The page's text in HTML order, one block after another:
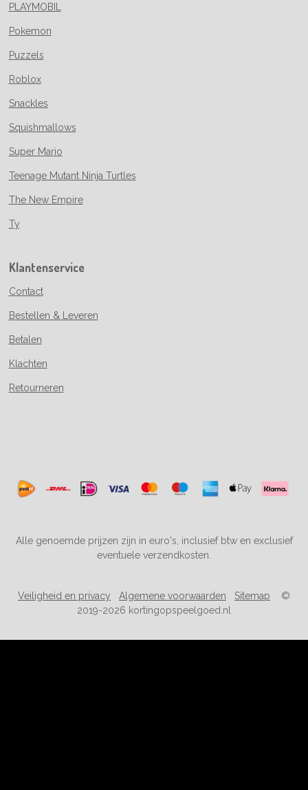
PLAYMOBIL
Pokemon
Puzzels
Roblox
Snackles
Squishmallows
Super Mario
Teenage Mutant Ninja Turtles
The New Empire
Ty
Klantenservice
Contact
Bestellen & Leveren
Betalen
Klachten
Retourneren
Alle genoemde prijzen zijn in euro's, inclusief btw en exclusief
eventuele verzendkosten.
Veiligheid en privacy Algemene voorwaarden Sitemap ©
2019-2026 kortingopspeelgoed.nl